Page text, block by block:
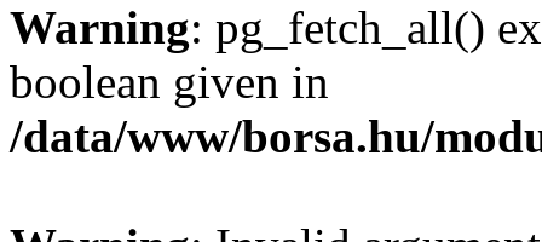
Warning: pg_fetch_all()
boolean given in
/data/www/borsa.hu/